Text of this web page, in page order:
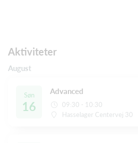
Aktiviteter
August
Søn
16
Advanced
09:30 - 10:30
Hasselager Centervej 30